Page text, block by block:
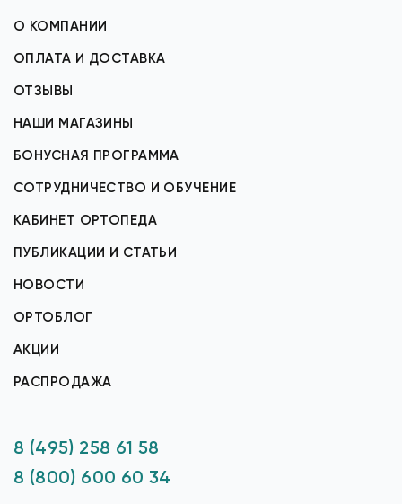
О КОМПАНИИ
ОПЛАТА И ДОСТАВКА
ОТЗЫВЫ
НАШИ МАГАЗИНЫ
БОНУСНАЯ ПРОГРАММА
СОТРУДНИЧЕСТВО И ОБУЧЕНИЕ
КАБИНЕТ ОРТОПЕДА
ПУБЛИКАЦИИ И СТАТЬИ
НОВОСТИ
ОРТОБЛОГ
АКЦИИ
РАСПРОДАЖА
8 (495) 258 61 58
8 (800) 600 60 34